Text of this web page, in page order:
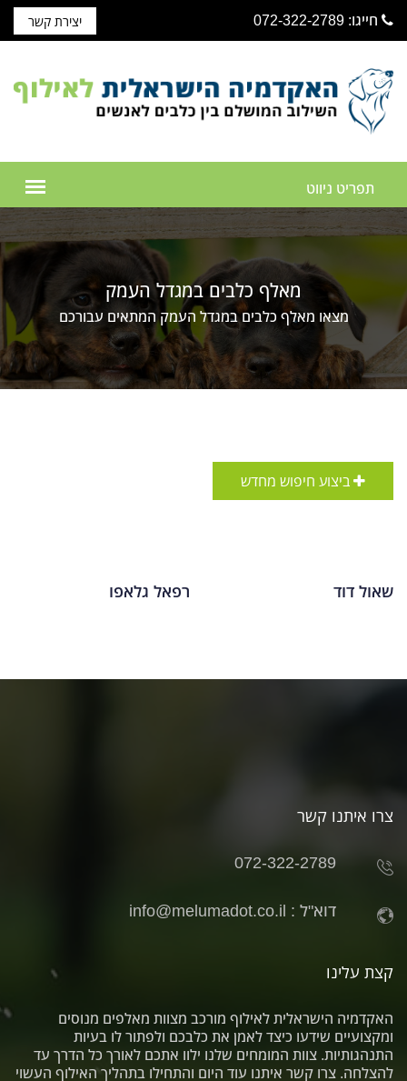
חייגו: 072-322-2789 יצירת קשר
מאלף כלבים במגדל העמק
מצאו מאלף כלבים במגדל העמק המתאים עבורכם
ביצוע חיפוש מחדש
שאול דוד רפאל גלאפו
צרו איתנו קשר
072-322-2789
דוא"ל : info@melumadot.co.il
קצת עלינו
האקדמיה הישראלית לאילוף מורכב מצוות מאלפים מנוסים
ומקצועיים שידעו כיצד לאמן את כלבכם ולפתור לו בעיות
התנהגותיות. צוות המומחים שלנו ילוו אתכם לאורך כל הדרך עד
להצלחה. צרו קשר איתנו עוד היום והתחילו בתהליך האילוף העשוי